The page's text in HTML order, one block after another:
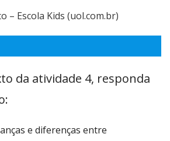
– Escola Kids (uol.com.br)
da atividade 4, responda
e diferenças entre